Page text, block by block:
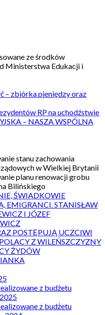
ze środków
Ministerstwa Edukacji i
– zbiórka pieniędzy oraz
RP na uchodźstwie
– NASZA WSPÓLNA
stanu zachowania
w Wielkiej Brytanii
planu renowacji grobu
Bilińskiego
ŚWIADKOWIE
EMIGRANCI. STANISŁAW
I JÓZEF
POSTĘPUJĄ UCZCIWI
Z WILEŃSZCZYZNY
ŻYDÓW
z budżetu
z budżetu